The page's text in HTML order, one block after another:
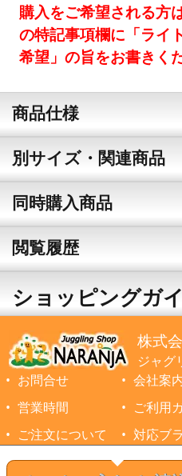
購入をご希望される方
の特記事項欄に「ライ
希望」の旨をお書きく
商品仕様
別サイズ・関連商品
同時購入商品
閲覧履歴
ショッピングガ
株式
ジャグ
お問合せ
会社案
営業時間
ご利用
ご注文について
対応ブ
©1999-2026 NARANJA